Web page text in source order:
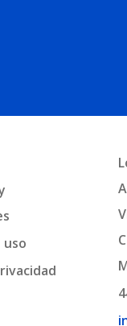
uso